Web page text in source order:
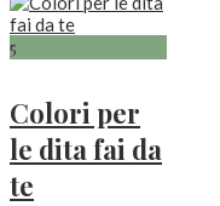
5
Colori per
le dita fai da
te